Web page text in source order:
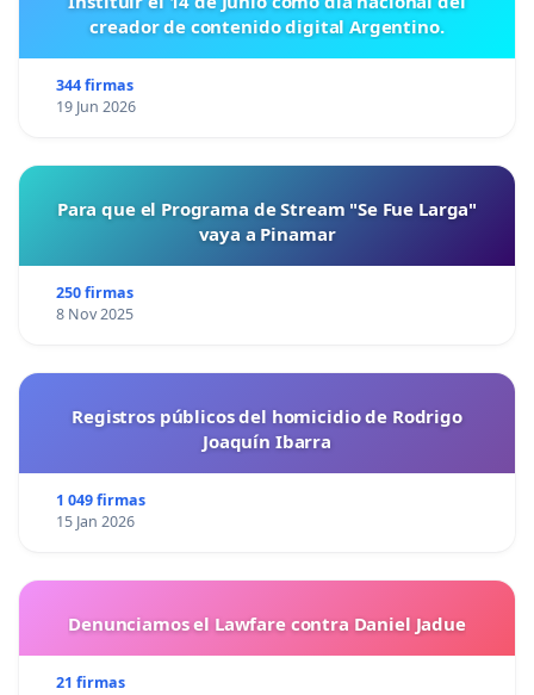
creador de contenido digital Argentino.
344 firmas
19 Jun 2026
Para que el Programa de Stream "Se Fue Larga"
vaya a Pinamar
250 firmas
8 Nov 2025
Registros públicos del homicidio de Rodrigo
Joaquín Ibarra
1 049 firmas
15 Jan 2026
Denunciamos el Lawfare contra Daniel Jadue
21 firmas